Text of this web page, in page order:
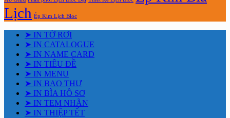
Lịch Ép Kim Lịch Bloc
➤ IN TỜ RƠI
➤ IN CATALOGUE
➤ IN NAME CARD
➤ IN TIÊU ĐỀ
➤ IN MENU
➤ IN BAO THƯ
➤ IN BÌA HỒ SƠ
➤ IN TEM NHÃN
➤ IN THIỆP TẾT